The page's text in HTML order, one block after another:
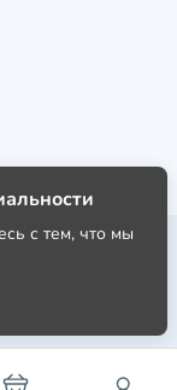
с тем, что мы